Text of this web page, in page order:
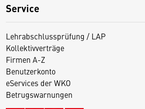
Service
Lehrabschlussprüfung / LAP
Kollektivverträge
Firmen A-Z
Benutzerkonto
eServices der WKO
Betrugswarnungen